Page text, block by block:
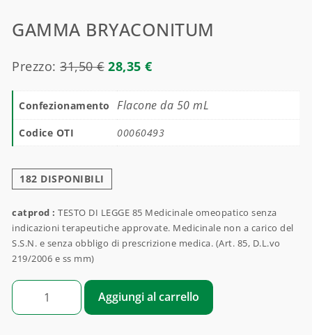
GAMMA BRYACONITUM
Prezzo:31,50€ 28,35€
Confezionamento Flacone da 50 mL
Codice OTI 00060493
182 DISPONIBILI
catprod :TESTO DI LEGGE 85 Medicinale omeopatico senza
indicazioni terapeutiche approvate. Medicinale non a carico del
S.S.N. e senza obbligo di prescrizione medica. (Art. 85, D.L.vo
219/2006 e ss mm)
GAMMA BRYACONITUM quantità
Aggiungi al carrello